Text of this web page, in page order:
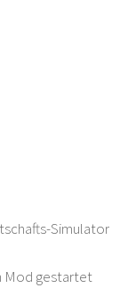
Simulator
Mod gestartet